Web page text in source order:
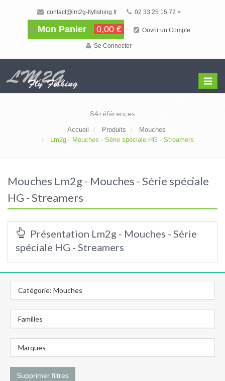
contact@lm2g-flyfishing.fr 02 33 25 15 72 >
Mon Panier 0,00 € Ouvrir un Compte
Se Connecter
Menu
84 références
Accueil Produits
Mouches
Lm2g - Mouches - Série spéciale HG - Streamers
Mouches Lm2g - Mouches - Série spéciale
HG - Streamers
Présentation Lm2g - Mouches - Série
spéciale HG - Streamers
Catégorie: Mouches
Familles
Marques
Supprimer filtres